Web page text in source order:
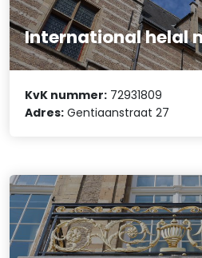
International helal
KvK nummer: 72931809
Adres: Gentiaanstraat 27